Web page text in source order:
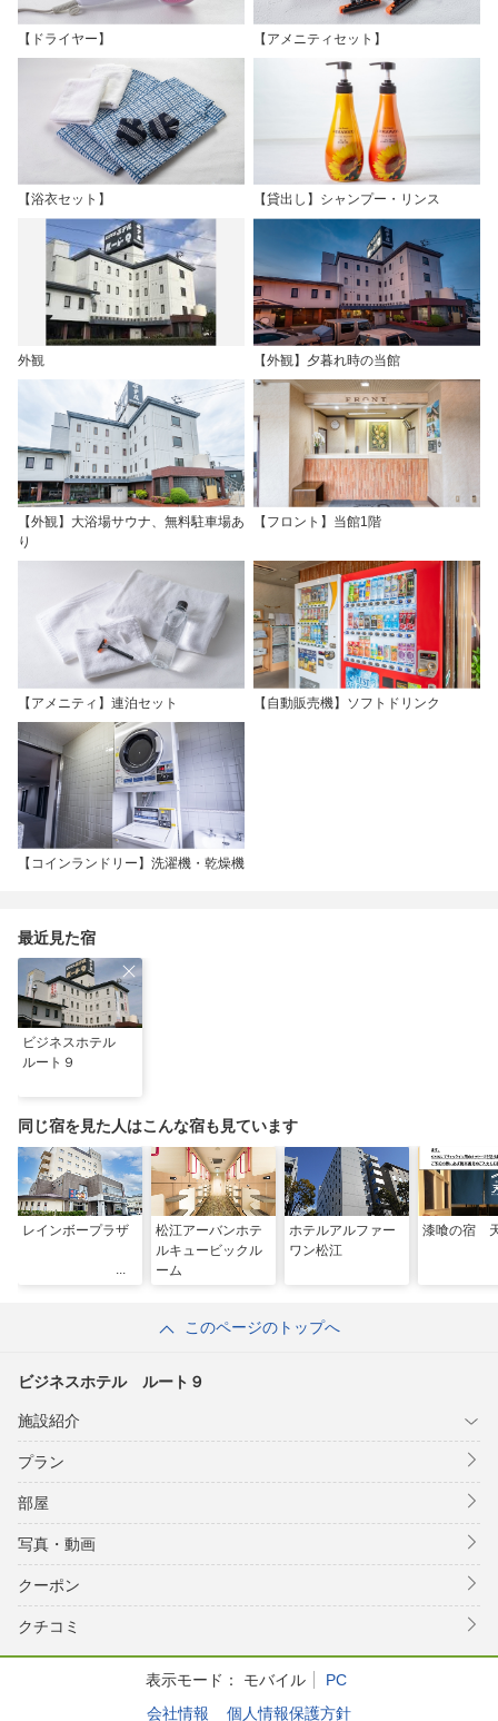
【ドライヤー】 【アメニティセット】
【浴衣セット】 【貸出し】シャンプー・リンス
外観 【外観】夕暮れ時の当館
【外観】大浴場サウナ、無料駐車場あ
り
【フロント】当館1階
【アメニティ】連泊セット 【自動販売機】ソフトドリンク
【コインランドリー】洗濯機・乾燥機
最近見た宿
ビジネスホテル
ルート９
同じ宿を見た人はこんな宿も見ています
レインボープラザ
松江アーバンホテ
ルキュービックル
ーム
ホテルアルファー
ワン松江
漆喰の宿
このページのトップへ
ビジネスホテル ルート９
施設紹介
プラン
部屋
写真・動画
クーポン
クチコミ
表示モード： モバイル
PC
会社情報
個人情報保護方針